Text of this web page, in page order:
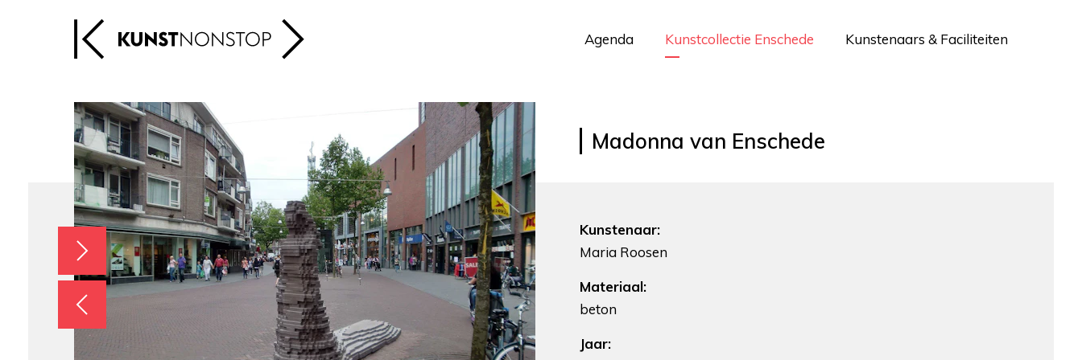
Agenda Kunstcollectie Enschede Kunstenaars & Faciliteiten
Madonna van Enschede
Kunstenaar:
Maria Roosen
Materiaal:
beton
Jaar: